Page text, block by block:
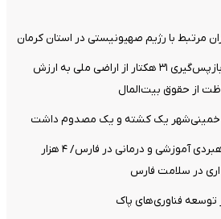
صیانت از انفال در البرز/بازپس‌گیری ۳۱ هکتار از اراضی ملی به ارزش
خمینی‌شهر یک کشته و یک مصدوم داشت
بهره‌برداری از سه طرح راهبردی آموزشی و درمانی در فارس/ ۴ هزار
در سلامت فارس
توسعه فناوری‌های پاک